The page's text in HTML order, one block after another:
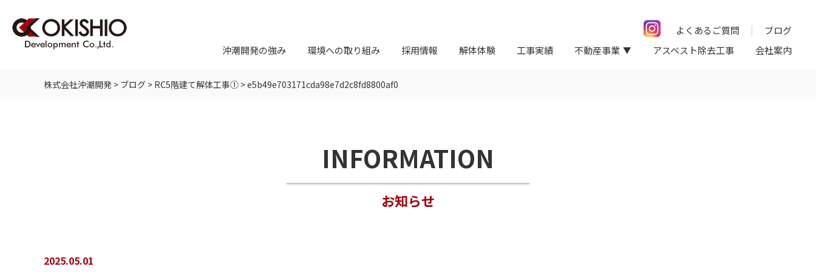
よくあるご質問
ブログ
沖潮開発の強み
環境への取り組み 採用情報 解体体験 工事実績 不動産事業 アスベスト除去工事 会社案内
株式会社沖潮開発 > ブログ > RC5階建て解体工事① >e5b49e703171cda98e7d2c8fd8800af0
INFORMATION
お知らせ
2025.05.01